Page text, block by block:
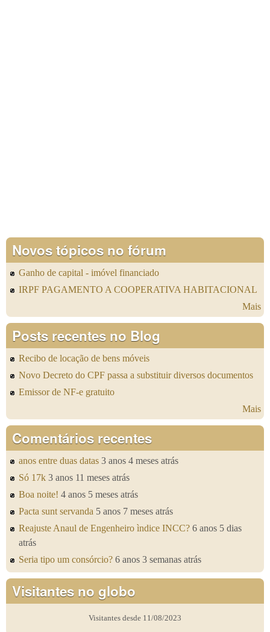
Novos tópicos no fórum
Ganho de capital - imóvel financiado
IRPF PAGAMENTO A COOPERATIVA HABITACIONAL
Mais
Posts recentes no Blog
Recibo de locação de bens móveis
Novo Decreto do CPF passa a substituir diversos documentos
Emissor de NF-e gratuito
Mais
Comentários recentes
anos entre duas datas 3 anos 4 meses atrás
Só 17k 3 anos 11 meses atrás
Boa noite! 4 anos 5 meses atrás
Pacta sunt servanda 5 anos 7 meses atrás
Reajuste Anaul de Engenheiro ìndice INCC? 6 anos 5 dias
atrás
Seria tipo um consórcio? 6 anos 3 semanas atrás
Visitantes no globo
Visitantes desde 11/08/2023